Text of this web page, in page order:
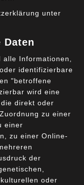
oder
in 2016 hat
Computing in
der
besonders das
der
außerhalb der
amerikanischen
unter
Daten
alle Informationen,
identifizierbare
"betroffene
wird eine
direkt oder
zu einer
einer
zu einer Online-
der
oder